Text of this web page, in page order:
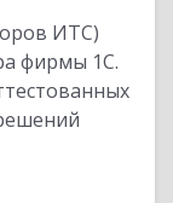
ИТС)
фирмы 1С.